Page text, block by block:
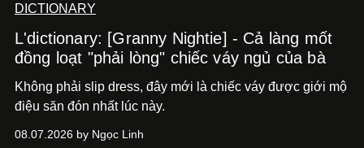
DICTIONARY
L'dictionary: [Granny Nightie] - Cả làng mốt
đồng loạt "phải lòng" chiếc váy ngủ của bà
Không phải slip dress, đây mới là chiếc váy được giới mộ
điệu săn đón nhất lúc này.
08.07.2026 by Ngọc Linh